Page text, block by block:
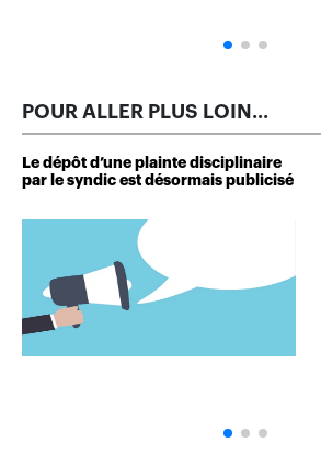
POUR ALLER PLUS LOIN...
Le dépôt d’une plainte disciplinaire
par le syndic est désormais publicisé